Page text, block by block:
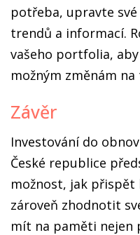
potřeba, upravte
trendů a informací.
vašeho portfolia,
možným změnám
Závěr
Investování do
České republice
možnost, jak
zároveň zhodnotit
mít na paměti nejen